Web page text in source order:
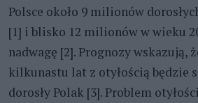
Polsce około 9 milionów
[1] i blisko 12 milionów w wieku
nadwagę [2]. Prognozy wskazują,
kilkunastu lat z otyłością będzie
dorosły Polak [3]. Problem